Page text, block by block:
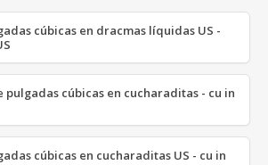
cúbicas en dracmas líquidas US -
pulgadas cúbicas en cucharaditas - cu in
cúbicas en cucharaditas US - cu in